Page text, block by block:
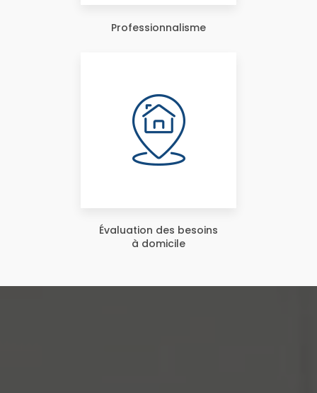
Professionnalisme
Évaluation des besoins
à domicile